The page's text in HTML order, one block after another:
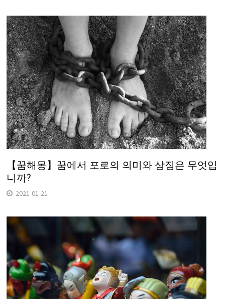
【꿈해몽】꿈에서 포로의 의미와 상징은 무엇입
니까?
2021-01-21